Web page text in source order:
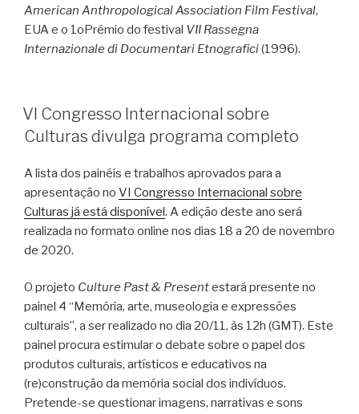
American Anthropological Association Film Festival,
EUA e o 1oPrémio do festival VII Rassegna
Internazionale di Documentari Etnografici(1996).
PUBLICADO
EM
VI Congresso Internacional sobre
Culturas divulga programa completo
A lista dos painéis e trabalhos aprovados para a
apresentação no VI Congresso Internacional sobre
Culturas já está disponível. A edição deste ano será
realizada no formato online nos dias 18 a 20 de novembro
de 2020.
O projeto Culture Past & Presentestará presente no
painel 4 “Memória, arte, museologia e expressões
culturais”, a ser realizado no dia 20/11, às 12h (GMT). Este
painel procura estimular o debate sobre o papel dos
produtos culturais, artísticos e educativos na
(re)construção da memória social dos indivíduos.
Pretende-se questionar imagens, narrativas e sons